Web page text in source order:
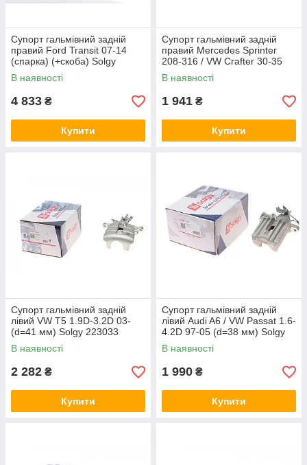
Супорт гальмівний задній
правий Ford Transit 07-14
(спарка) (+скоба) Solgy
223083
В наявності
4 833 ₴
Купити
Супорт гальмівний задній
правий Mercedes Sprinter
208-316 / VW Crafter 30-35
06- (d=51 мм) (Bosch) Solgy
223018
В наявності
1 941 ₴
Купити
Супорт гальмівний задній
лівий VW T5 1.9D-3.2D 03-
(d=41 мм) Solgy 223033
В наявності
2 282 ₴
Купити
Супорт гальмівний задній
лівий Audi A6 / VW Passat 1.6-
4.2D 97-05 (d=38 мм) Solgy
223047
В наявності
1 990 ₴
Купити